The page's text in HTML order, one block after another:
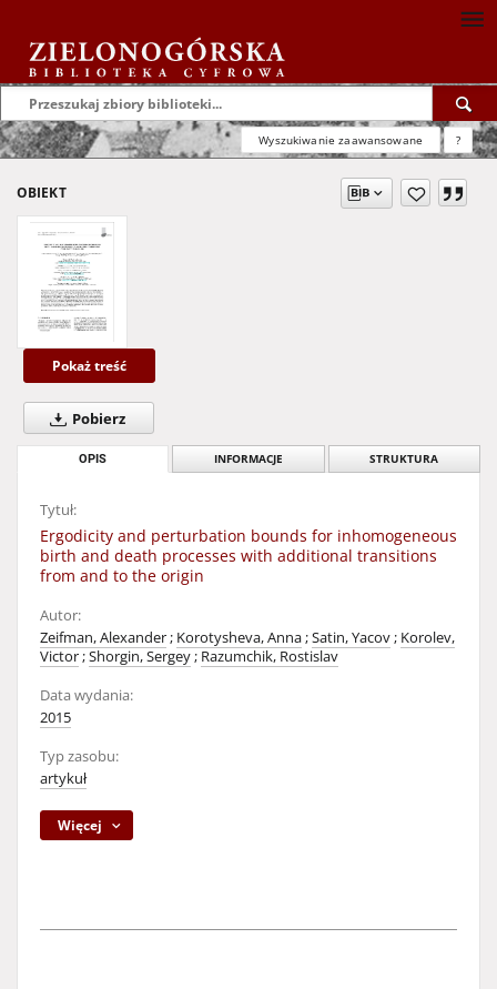
Wyszukiwanie zaawansowane ?
OBIEKT
Pokaż treść
Pobierz
OPIS INFORMACJE STRUKTURA
Tytuł:
Ergodicity and perturbation bounds for inhomogeneous
birth and death processes with additional transitions
from and to the origin
Autor:
Zeifman, Alexander; Korotysheva, Anna;Satin, Yacov; Korolev,
Victor;Shorgin, Sergey; Razumchik, Rostislav
Data wydania:
2015
Typ zasobu:
artykuł
Więcej